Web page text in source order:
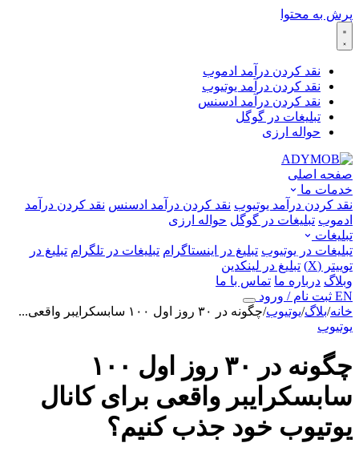
پرش به محتوا
نقد کردن درآمد ادموب
نقد کردن درآمد یوتیوب
نقد کردن درآمد ادسنس
تبلیغات در گوگل
حواله ارزی
صفحه اصلی
خدمات ما
نقد کردن درآمد یوتیوب نقد کردن درآمد ادسنس نقد کردن درآمد
ادموب تبلیغات در گوگل حواله ارزی
تبلیغات
تبلیغات در یوتیوب تبلیغ در اینستاگرام تبلیغات در تلگرام تبلیغ در
توییتر (X)
تبلیغ در لینکدین
وبلاگ درباره ما تماس با ما
EN ثبت نام / ورود
خانه/بلاگ/یوتیوب/چگونه در ۳۰ روز اول ۱۰۰ سابسکرایبر واقعی...
یوتیوب
چگونه در ۳۰ روز اول ۱۰۰
سابسکرایبر واقعی برای کانال
یوتیوب خود جذب کنیم؟